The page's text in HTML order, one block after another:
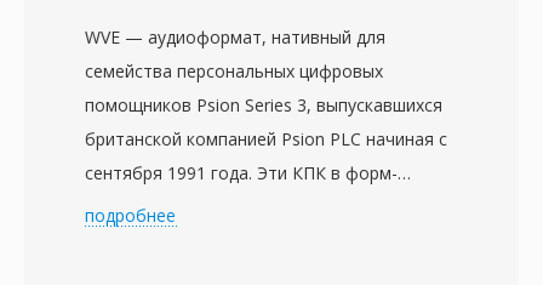
WVE — аудиоформат, нативный для
семейства персональных цифровых
помощников Psion Series 3, выпускавшихся
британской компанией Psion PLC начиная с
сентября 1991 года. Эти КПК в форм-
факторе раскладушки имели встроенный
подробнее